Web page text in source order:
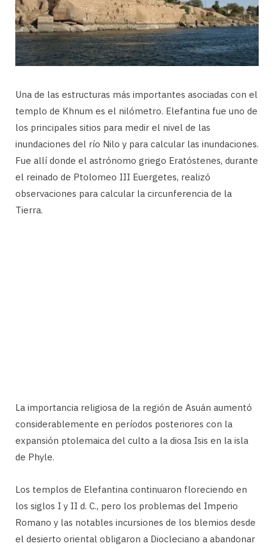
Una de las estructuras más importantes asociadas con el
templo de Khnum es el nilómetro. Elefantina fue uno de
los principales sitios para medir el nivel de las
inundaciones del río Nilo y para calcular las inundaciones.
Fue allí donde el astrónomo griego Eratóstenes, durante
el reinado de Ptolomeo III Euergetes, realizó
observaciones para calcular la circunferencia de la
Tierra.
La importancia religiosa de la región de Asuán aumentó
considerablemente en períodos posteriores con la
expansión ptolemaica del culto a la diosa Isis en la isla
de Phyle.
Los templos de Elefantina continuaron floreciendo en
los siglos I y II d. C., pero los problemas del Imperio
Romano y las notables incursiones de los blemios desde
el desierto oriental obligaron a Diocleciano a abandonar